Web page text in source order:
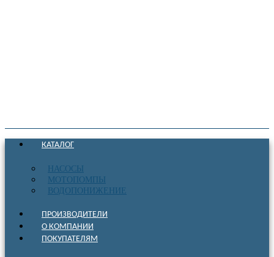
КАТАЛОГ
НАСОСЫ
МОТОПОМПЫ
ВОДОПОНИЖЕНИЕ
ПРОИЗВОДИТЕЛИ
О КОМПАНИИ
ПОКУПАТЕЛЯМ